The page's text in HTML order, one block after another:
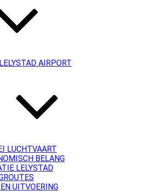
AIRPORT
LUCHTVAART
BELANG
LELYSTAD
UITVOERING